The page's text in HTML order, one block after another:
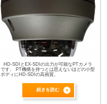
HD-SDIとEX-SDIの出力が可能なPTカメラ
です。 PT機構を持つとは思えないほどの小型
ボディにHD-SDIの高画質。
続きを読む